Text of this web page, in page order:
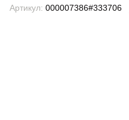
Артикул: 000007386#333706